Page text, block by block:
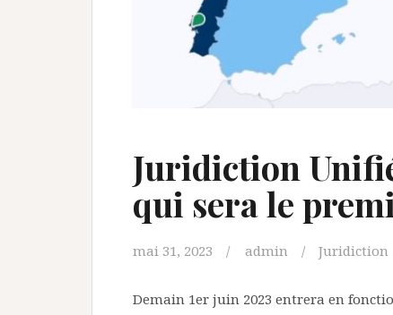
Juridiction
qui sera le
mai 31, 2023 admin Juridiction
Demain 1er juin 2023 entrera en